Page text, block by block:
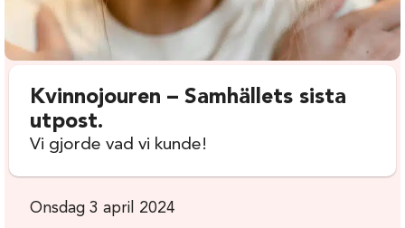
Kvinnojouren – Samhällets sista
utpost.
Vi gjorde vad vi kunde!
Onsdag 3 april 2024